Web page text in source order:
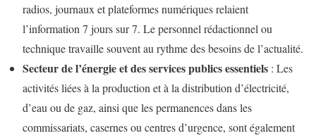
radios, journaux et plateformes numériques relaient
l’information 7 jours sur 7. Le personnel rédactionnel ou
technique travaille souvent au rythme des besoins de l’actualité.
Secteur de l’énergie et des services publics essentiels : Les
activités liées à la production et à la distribution d’électricité,
d’eau ou de gaz, ainsi que les permanences dans les
commissariats, casernes ou centres d’urgence, sont également